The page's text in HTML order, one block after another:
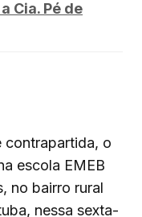
Cia. Pé de
contrapartida, o
escola EMEB
no bairro rural
nessa sexta-